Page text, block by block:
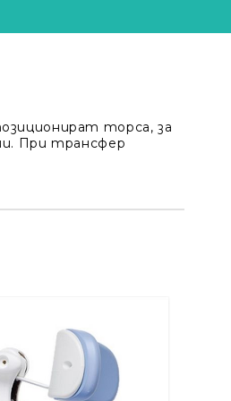
торса, за
При трансфер